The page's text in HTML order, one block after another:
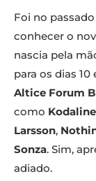
Foi no
conhecer o
nascia pela
para os dias 10
Altice Forum
como Kodaline
Larsson,
Sonza. Sim,
adiado.